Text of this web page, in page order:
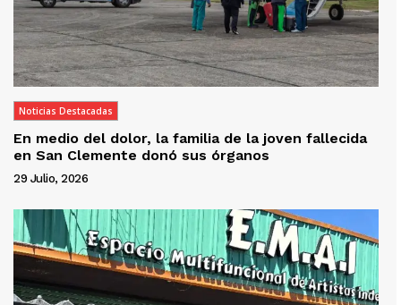
Noticias Destacadas
En medio del dolor, la familia de la joven fallecida
en San Clemente donó sus órganos
29 Julio, 2026